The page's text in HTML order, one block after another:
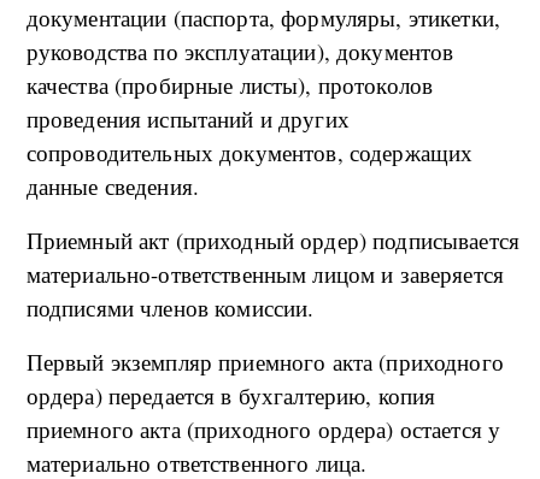
документации (паспорта, формуляры, этикетки,
руководства по эксплуатации), документов
качества (пробирные листы), протоколов
проведения испытаний и других
сопроводительных документов, содержащих
данные сведения.
Приемный акт (приходный ордер) подписывается
материально-ответственным лицом и заверяется
подписями членов комиссии.
Первый экземпляр приемного акта (приходного
ордера) передается в бухгалтерию, копия
приемного акта (приходного ордера) остается у
материально ответственного лица.